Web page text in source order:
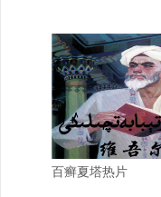
百癣夏塔热片